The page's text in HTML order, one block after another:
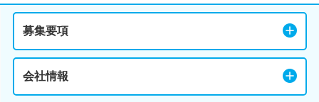
募集要項
会社情報